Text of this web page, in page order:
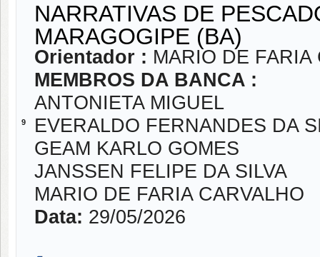
9
NARRATIVAS DE
MARAGOGIPE (BA)
Orientador : MARIO DE FARIA
MEMBROS DA BANCA :
ANTONIETA MIGUEL
EVERALDO FERNANDES DA
GEAM KARLO GOMES
JANSSEN FELIPE DA SILVA
MARIO DE FARIA CARVALHO
Data: 29/05/2026